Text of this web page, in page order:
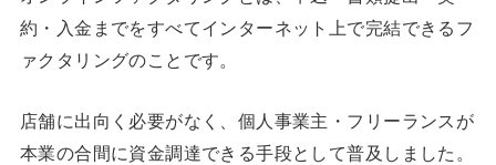
約・入金までをすべてインターネット上で完結できるフ
ァクタリングのことです。
店舗に出向く必要がなく、個人事業主・フリーランスが
本業の合間に資金調達できる手段として普及しました。